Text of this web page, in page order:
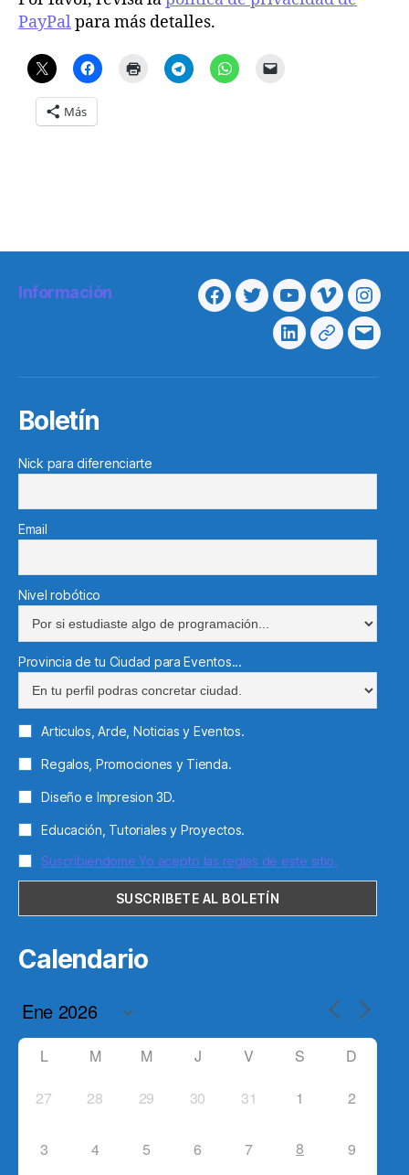
PayPalpara más detalles.
Más
Información
Facebook
TwitterYoutubeVimeo
LinkedinTelegram
Boletín
Nick para diferenciarte
Email
Nivel robótico
Provincia de tu Ciudad para Eventos...
Articulos, Arde, Noticias y Eventos.
Regalos, Promociones y Tienda.
Diseño e Impresion 3D.
Educación, Tutoriales y Proyectos.
Suscribiendome Yo acepto las reglas de este sitio.
Calendario
L M M J V S D
27 28 29 30 31 1 2
3 4 5 6 7 8 9